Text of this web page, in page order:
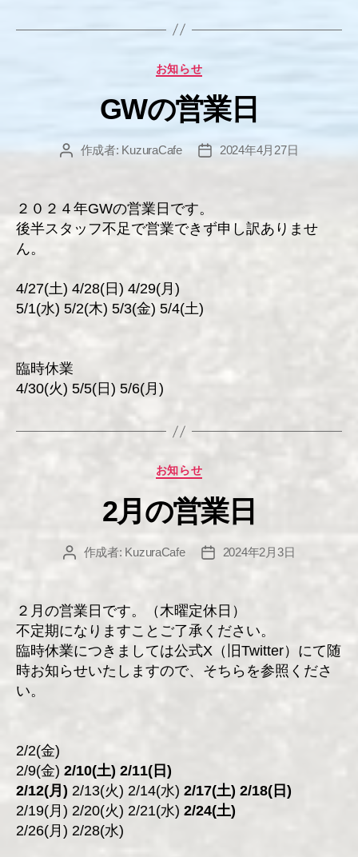
カ
ゴ
リ
お知らせ
GWの営業日
投 作成者: KuzuraCafe
投
2024年4月27日
２０２４年GWの営業日です。
後半スタッフ不足で営業できず申し訳ありませ
ん。
4/27(土) 4/28(日) 4/29(月)
5/1(水) 5/2(木) 5/3(金) 5/4(土)
臨時休業
4/30(火) 5/5(日) 5/6(月)
カ
ゴ
リ
お知らせ
2月の営業日
投 作成者: KuzuraCafe
投
2024年2月3日
２月の営業日です。（木曜定休日）
不定期になりますことご了承ください。
臨時休業につきましては公式X（旧Twitter）にて随
時お知らせいたしますので、そちらを参照くださ
い。
2/2(金)
2/9(金) 2/10(土) 2/11(日)
2/12(月) 2/13(火) 2/14(水) 2/17(土) 2/18(日)
2/19(月) 2/20(火) 2/21(水) 2/24(土)
2/26(月) 2/28(水)